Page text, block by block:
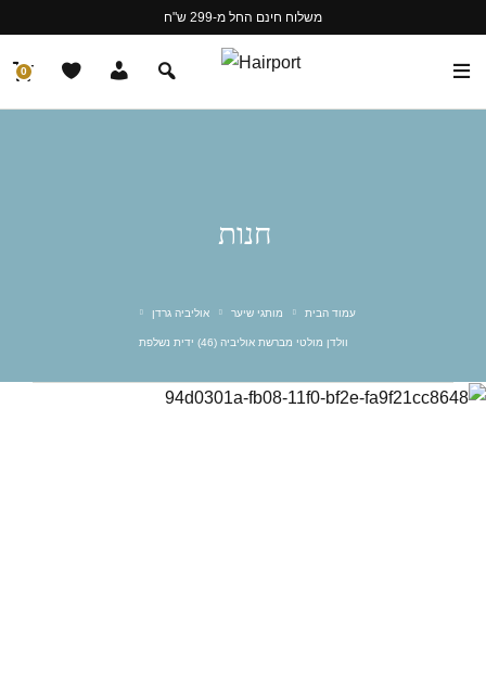
משלוח חינם החל מ-299 ש"ח
0
חנות
עמוד הבית מותגי שיער אוליביה גרדן
וולדן מולטי מברשת אוליביה (46) ידית נשלפת